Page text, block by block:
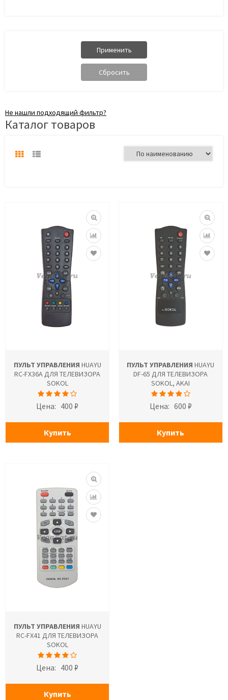
Не нашли подходящий фильтр?
Каталог товаров
ПУЛЬТ УПРАВЛЕНИЯ HUAYU
RC-FX36A ДЛЯ ТЕЛЕВИЗОРА
SOKOL
Цена: 400 ₽
Купить
ПУЛЬТ УПРАВЛЕНИЯ HUAYU
DF-65 ДЛЯ ТЕЛЕВИЗОРА
SOKOL, AKAI
Цена: 600 ₽
Купить
ПУЛЬТ УПРАВЛЕНИЯ HUAYU
RC-FX41 ДЛЯ ТЕЛЕВИЗОРА
SOKOL
Цена: 400 ₽
Купить